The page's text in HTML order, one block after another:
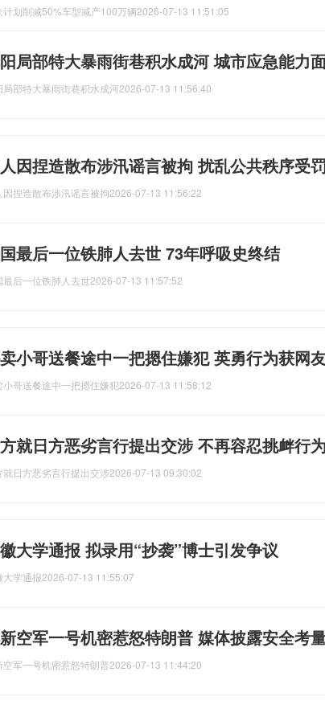
计划削减50%车型减产100万辆2026-07-13 11:51:05
局部特大暴雨街巷积水成河 城市应急能力
局部特大暴雨街巷积水成河2026-07-13 11:56:40
因捏造散布涉汛谣言被拘 扰乱公共秩序受罚
因捏造散布涉汛谣言被拘2026-07-13 11:56:22
最后一位铁肺人去世 73年呼吸史终结
最后一位铁肺人去世2026-07-13 11:57:52
小哥送餐途中一把摁住嫌犯 英勇行为获网
小哥送餐途中一把摁住嫌犯2026-07-13 11:58:12
就日方恶劣言行提出交涉 不再容忍挑衅行为
就日方恶劣言行提出交涉2026-07-13 09:30:02
大学通报 拟录用“抄袭”博士引发争议
大学通报2026-07-13 11:55:07
空军一号机密惹怒特朗普 媒体披露安全考
空军一号机密惹怒特朗普2026-07-13 11:44:20